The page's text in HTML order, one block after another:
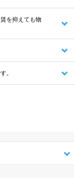
を抑えても物
。